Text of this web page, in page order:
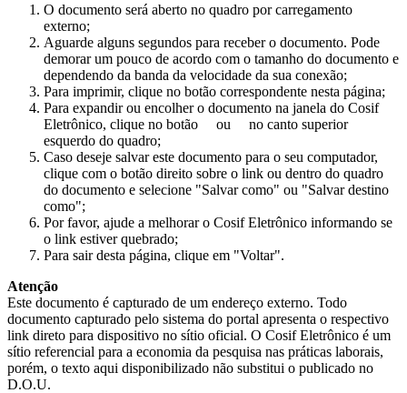
O documento será aberto no quadro por carregamento
externo;
Aguarde alguns segundos para receber o documento. Pode
demorar um pouco de acordo com o tamanho do documento e
dependendo da banda da velocidade da sua conexão;
Para imprimir, clique no botão correspondente nesta página;
Para expandir ou encolher o documento na janela do Cosif
Eletrônico, clique no botão
ou
no canto superior
esquerdo do quadro;
Caso deseje salvar este documento para o seu computador,
clique com o botão direito sobre o link ou dentro do quadro
do documento e selecione "Salvar como" ou "Salvar destino
como";
Por favor, ajude a melhorar o Cosif Eletrônico informando se
o link estiver quebrado;
Para sair desta página, clique em "Voltar".
Atenção
Este documento é capturado de um endereço externo. Todo
documento capturado pelo sistema do portal apresenta o respectivo
link direto para dispositivo no sítio oficial. O Cosif Eletrônico é um
sítio referencial para a economia da pesquisa nas práticas laborais,
porém, o texto aqui disponibilizado não substitui o publicado no
D.O.U.